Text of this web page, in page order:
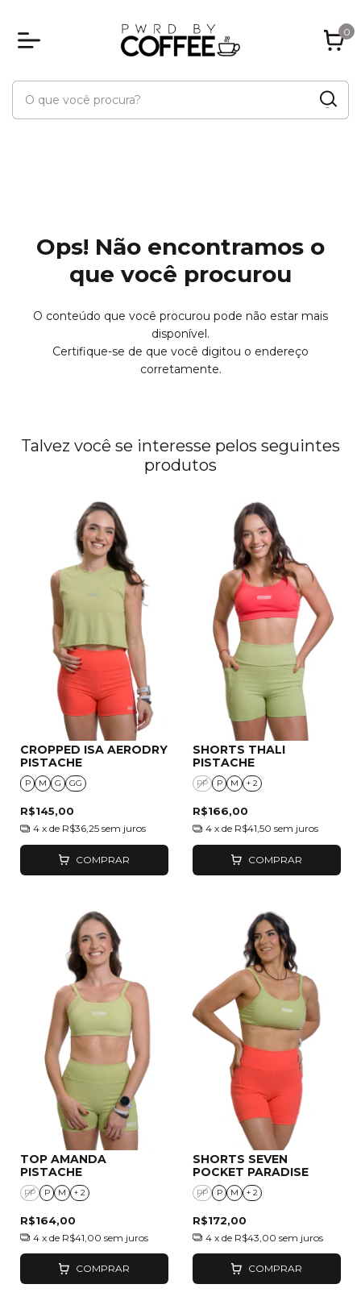
0
Ops! Não encontramos o
que você procurou
O conteúdo que você procurou pode não estar mais
disponível.
Certifique-se de que você digitou o endereço
corretamente.
Talvez você se interesse pelos seguintes
produtos
CROPPED ISA AERODRY
PISTACHE
P M G GG
R$145,00
4 x de R$36,25 sem juros
COMPRAR
SHORTS THALI
PISTACHE
PP P M + 2
R$166,00
4 x de R$41,50 sem juros
COMPRAR
TOP AMANDA
PISTACHE
PP P M + 2
R$164,00
4 x de R$41,00 sem juros
COMPRAR
SHORTS SEVEN
POCKET PARADISE
PP P M + 2
R$172,00
4 x de R$43,00 sem juros
COMPRAR